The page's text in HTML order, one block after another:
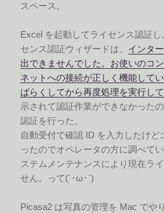
スペース。
Excel を起動してライセンス認証
センス認証ウィザードは、 インタ
出できませんでした。お使いのコ
ネットへの接続が正しく機能して
ばらくしてから再度処理を実行して
示されて認証作業ができなかった
認証を行った。
自動受付で確認 ID を入力したけど
ったのでオペレータの方に調べて
ステムメンテナンスにより現在ラ
せん。って(´･ω･`)
Picasa2 は写真の管理を Mac でや